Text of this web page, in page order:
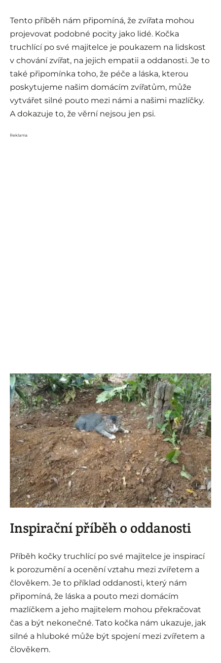
Tento příběh nám připomíná, že zvířata mohou
projevovat podobné pocity jako lidé. Kočka
truchlící po své majitelce je poukazem na lidskost
v chování zvířat, na jejich empatii a oddanosti. Je to
také připomínka toho, že péče a láska, kterou
poskytujeme našim domácím zvířatům, může
vytvářet silné pouto mezi námi a našimi mazlíčky.
A dokazuje to, že věrní nejsou jen psi.
Reklama
i
Inspirační příběh o oddanosti
Příběh kočky truchlící po své majitelce je inspirací
k porozumění a ocenění vztahu mezi zvířetem a
člověkem. Je to příklad oddanosti, který nám
připomíná, že láska a pouto mezi domácím
mazlíčkem a jeho majitelem mohou překračovat
čas a být nekonečné. Tato kočka nám ukazuje, jak
silné a hluboké může být spojení mezi zvířetem a
člověkem.